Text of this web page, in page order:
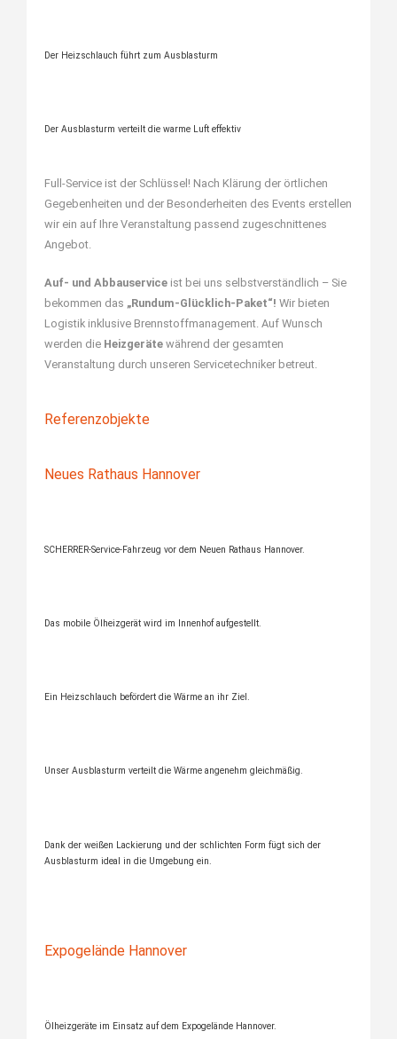
Der Heizschlauch führt zum Ausblasturm
Der Ausblasturm verteilt die warme Luft effektiv
Full-Service ist der Schlüssel! Nach Klärung der örtlichen
Gegebenheiten und der Besonderheiten des Events erstellen
wir ein auf Ihre Veranstaltung passend zugeschnittenes
Angebot.
Auf- und Abbauservice ist bei uns selbstverständlich – Sie
bekommen das „Rundum-Glücklich-Paket“! Wir bieten
Logistik inklusive Brennstoffmanagement. Auf Wunsch
werden die Heizgeräte während der gesamten
Veranstaltung durch unseren Servicetechniker betreut.
Referenzobjekte
Neues Rathaus Hannover
SCHERRER-Service-Fahrzeug vor dem Neuen Rathaus Hannover.
Das mobile Ölheizgerät wird im Innenhof aufgestellt.
Ein Heizschlauch befördert die Wärme an ihr Ziel.
Unser Ausblasturm verteilt die Wärme angenehm gleichmäßig.
Dank der weißen Lackierung und der schlichten Form fügt sich der
Ausblasturm ideal in die Umgebung ein.
Expogelände Hannover
Ölheizgeräte im Einsatz auf dem Expogelände Hannover.